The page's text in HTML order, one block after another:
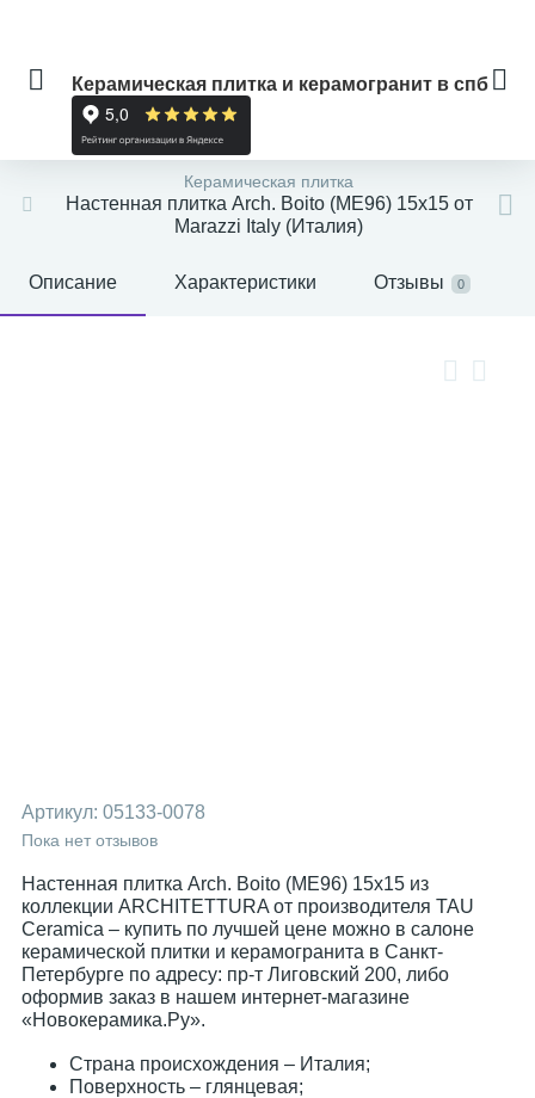
Керамическая плитка и керамогранит в спб
Керамическая плитка
Настенная плитка Arch. Boito (ME96) 15x15 от
Marazzi Italy (Италия)
Описание Характеристики Отзывы 0
Артикул: 05133-0078
Пока нет отзывов
Настенная плитка Arch. Boito (ME96) 15x15 из
коллекции ARCHITETTURA от производителя TAU
Ceramica – купить по лучшей цене можно в салоне
керамической плитки и керамогранита в Санкт-
Петербурге по адресу: пр-т Лиговский 200, либо
оформив заказ в нашем интернет-магазине
«Новокерамика.Ру».
Страна происхождения – Италия;
Поверхность – глянцевая;